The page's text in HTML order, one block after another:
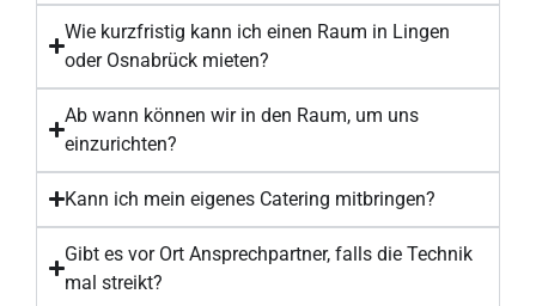
Wie kurzfristig kann ich einen Raum in Lingen
oder Osnabrück mieten?
Ab wann können wir in den Raum, um uns
einzurichten?
Kann ich mein eigenes Catering mitbringen?
Gibt es vor Ort Ansprechpartner, falls die Technik
mal streikt?